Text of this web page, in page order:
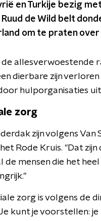
en Turkije bezig
de Wild belt
om te praten over
de
dierbare zijn
hulporganisaties
zorg
zijn volgens
Rode Kruis. "Dat
mensen die het
zorg is volgens de
kunt je voorstellen: je